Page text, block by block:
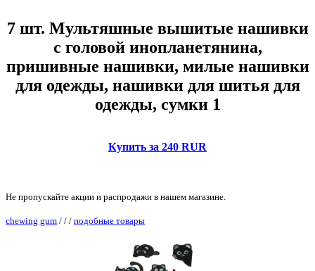
7 шт. Мультяшные вышитые нашивки
с головой инопланетянина,
пришивные нашивки, милые нашивки
для одежды, нашивки для шитья для
одежды, сумки 1
Купить за 240 RUR
Не пропускайте акции и распродажи в нашем магазине.
chewing gum / / / подобные товары